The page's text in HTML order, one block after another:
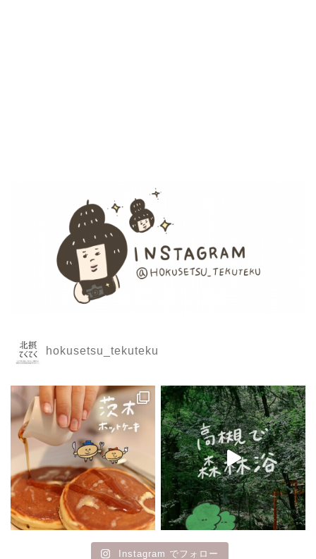
hokusetsu_tekuteku
Instagram でフォロー